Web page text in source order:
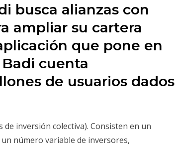
busca alianzas con
ampliar su cartera
que pone en
cuenta
de usuarios dados
inversión colectiva). Consisten en un
número variable de inversores,